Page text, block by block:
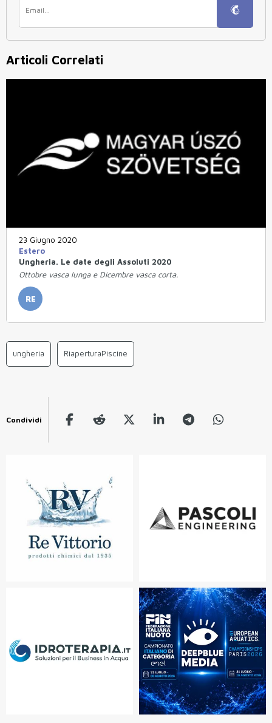
Articoli Correlati
23 Giugno 2020
Estero
Ungheria. Le date degli Assoluti 2020
Ottobre vasca lunga e Dicembre vasca corta.
RE
ungheria RiaperturaPiscine
Condividi